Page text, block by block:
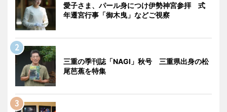
愛子さま、パール身につけ伊勢神宮参拝 式
年遷宮行事「御木曳」などご視察
三重の季刊誌「NAGI」秋号 三重県出身の松
尾芭蕉を特集